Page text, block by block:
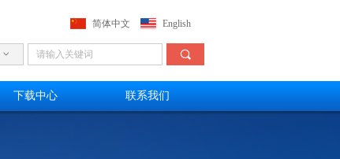
简体中文 English
끠
ꀁ
下载中心 联系我们